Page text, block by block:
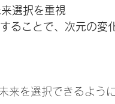
選択を重視
ることで、次元の変
来を選択できるよう